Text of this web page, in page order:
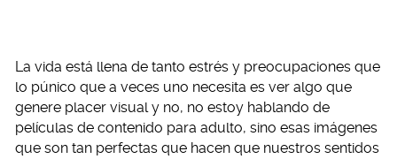
La vida está llena de tanto estrés y preocupaciones que
lo púnico que a veces uno necesita es ver algo que
genere placer visual y no, no estoy hablando de
películas de contenido para adulto, sino esas imágenes
que son tan perfectas que hacen que nuestros sentidos